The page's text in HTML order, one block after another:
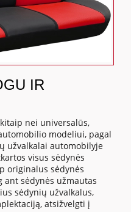
IR
nei universalūs,
modeliui, pagal
užvalkalai automobilyje
visus sėdynės
originalus sėdynės
ant sėdynės užmautas
sėdynių užvalkalus,
atsižvelgti į